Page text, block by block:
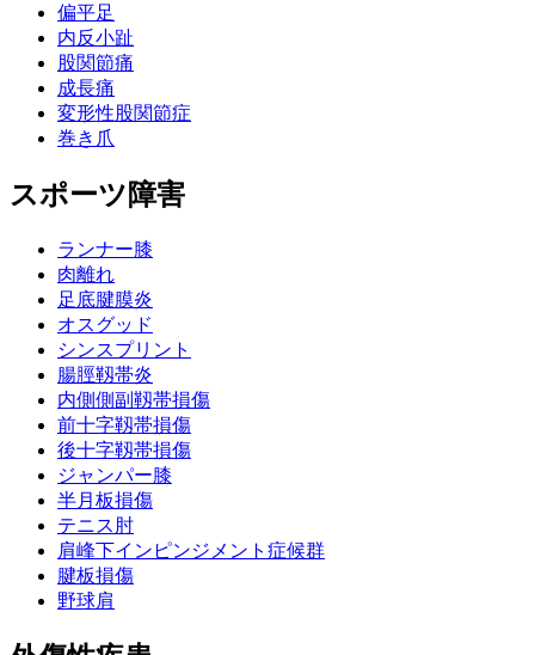
偏平足
内反小趾
股関節痛
成長痛
変形性股関節症
巻き爪
スポーツ障害
ランナー膝
肉離れ
足底腱膜炎
オスグッド
シンスプリント
腸脛靱帯炎
内側側副靱帯損傷
前十字靱帯損傷
後十字靱帯損傷
ジャンパー膝
半月板損傷
テニス肘
肩峰下インピンジメント症候群
腱板損傷
野球肩